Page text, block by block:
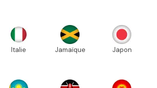
Italie Jamaïque Japon